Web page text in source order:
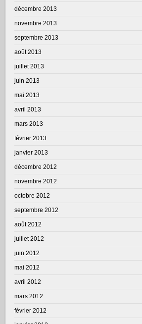
décembre 2013
novembre 2013
septembre 2013
août 2013
juillet 2013
juin 2013
mai 2013
avril 2013
mars 2013
février 2013
janvier 2013
décembre 2012
novembre 2012
octobre 2012
septembre 2012
août 2012
juillet 2012
juin 2012
mai 2012
avril 2012
mars 2012
février 2012